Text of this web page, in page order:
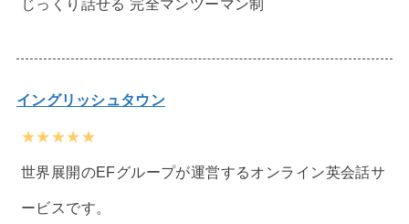
じっくり話せる 完全マンツーマン制
イングリッシュタウン
★★★★★
世界展開のEFグループが運営するオンライン英会話サ
ービスです。